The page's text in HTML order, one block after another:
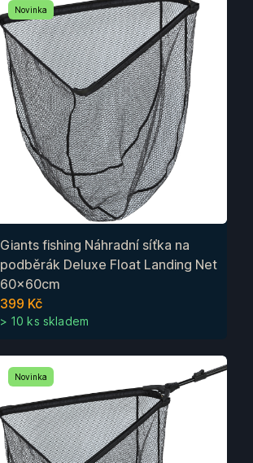
Novinka
Giants fishing Náhradní síťka na
podběrák Deluxe Float Landing Net
60x60cm
399 Kč
> 10 ks skladem
Novinka